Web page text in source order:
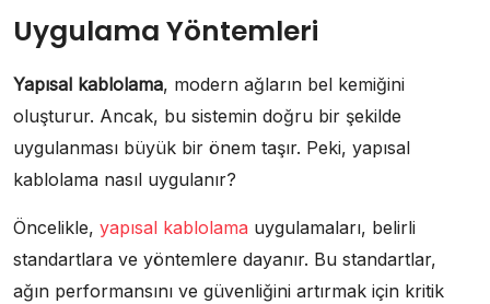
Uygulama Yöntemleri
Yapısal kablolama, modern ağların bel kemiğini
oluşturur. Ancak, bu sistemin doğru bir şekilde
uygulanması büyük bir önem taşır. Peki, yapısal
kablolama nasıl uygulanır?
Öncelikle, yapısal kablolama uygulamaları, belirli
standartlara ve yöntemlere dayanır. Bu standartlar,
ağın performansını ve güvenliğini artırmak için kritik